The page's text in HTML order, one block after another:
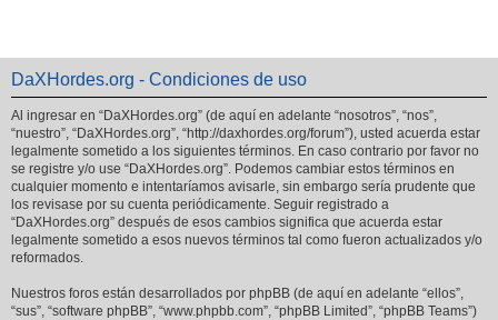
DaXHordes.org - Condiciones de uso
Al ingresar en “DaXHordes.org” (de aquí en adelante “nosotros”, “nos”,
“nuestro”, “DaXHordes.org”, “http://daxhordes.org/forum”), usted acuerda estar
legalmente sometido a los siguientes términos. En caso contrario por favor no
se registre y/o use “DaXHordes.org”. Podemos cambiar estos términos en
cualquier momento e intentaríamos avisarle, sin embargo sería prudente que
los revisase por su cuenta periódicamente. Seguir registrado a
“DaXHordes.org” después de esos cambios significa que acuerda estar
legalmente sometido a esos nuevos términos tal como fueron actualizados y/o
reformados.
Nuestros foros están desarrollados por phpBB (de aquí en adelante “ellos”,
“sus”, “software phpBB”, “www.phpbb.com”, “phpBB Limited”, “phpBB Teams”)